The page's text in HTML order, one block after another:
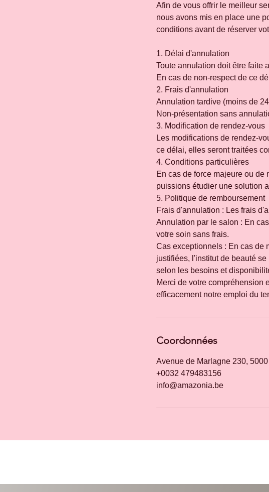
Afin de vous offrir le meilleur
nous avons mis en place une
conditions avant de réserver
1. Délai d'annulation
Toute annulation doit être faite
En cas de non-respect de ce
2. Frais d'annulation
Annulation tardive (moins de
Non-présentation sans
3. Modification de rendez-vous
Les modifications de rendez-
ce délai, elles seront traitées
4. Conditions particulières
En cas de force majeure ou
puissions étudier une solution
5. Politique de remboursement
Frais d'annulation : Les frais
Annulation par le salon : En
votre soin sans frais.
Cas exceptionnels : En cas de
justifiées, l'institut de beauté
selon les besoins et
Merci de votre compréhension
Coordonnées
Avenue de Marlagne 230,
+0032 479483156
info@amazonia.be